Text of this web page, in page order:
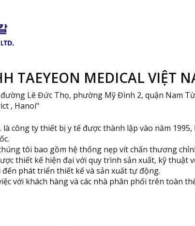
TAEYEON MEDICAL VIỆT
đường Lê Đức Thọ, phường Mỹ Đình 2, quận Nam
, Hanoi"
là công ty thiết bị y tế được thành lập vào năm
tôi bao gồm hệ thống nẹp vít chấn thương
thiết kế hiện đại với quy trình sản xuất, kỹ thuật
đến phát triển thiết kế và sản xuất tự động.
với khách hàng và các nhà phân phối trên toàn